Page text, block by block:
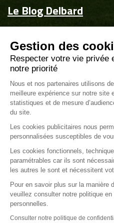
Le Blog Delbard
Jardin & maison
Inspiration
Couvrez-les d'attentions
Delbard.fr
Mentions légales
Politique de gestions de
Politique de confidentialité
Gestion des
Respecter votre vie privée
notre priorité
Nous et nos partenaires utilisons
meilleure expérience sur notre site
statistiques et de mesure
du site.
Les cookies publicitaires nous
personnalisées susceptibles de
Les cookies fonctionnels,
paramétrables car ils sont
les autres le sont et nécessitent
Pour en savoir plus sur la manière
veuillez consulter notre politique
personnelles.
Consulter notre politique de